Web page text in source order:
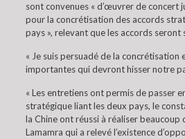
sont convenues « d’œuvrer de concert
pour la concrétisation des accords
pays », relevant que les accords seront
« Je suis persuadé de la concrétisation
importantes qui devront hisser notre
« Les entretiens ont permis de passer
stratégique liant les deux pays, le
la Chine ont réussi à réaliser beaucoup
Lamamra qui a relevé l’existence